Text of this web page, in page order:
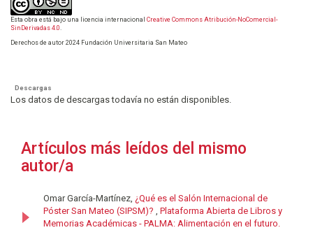
Esta obra está bajo una licencia internacional Creative Commons Atribución-NoComercial-
SinDerivadas 4.0.
Derechos de autor 2024 Fundación Universitaria San Mateo
Descargas
Los datos de descargas todavía no están disponibles.
Artículos más leídos del mismo
autor/a
Omar García-Martínez, ¿Qué es el Salón Internacional de
Póster San Mateo (SIPSM)? , Plataforma Abierta de Libros y
Memorias Académicas - PALMA: Alimentación en el futuro.